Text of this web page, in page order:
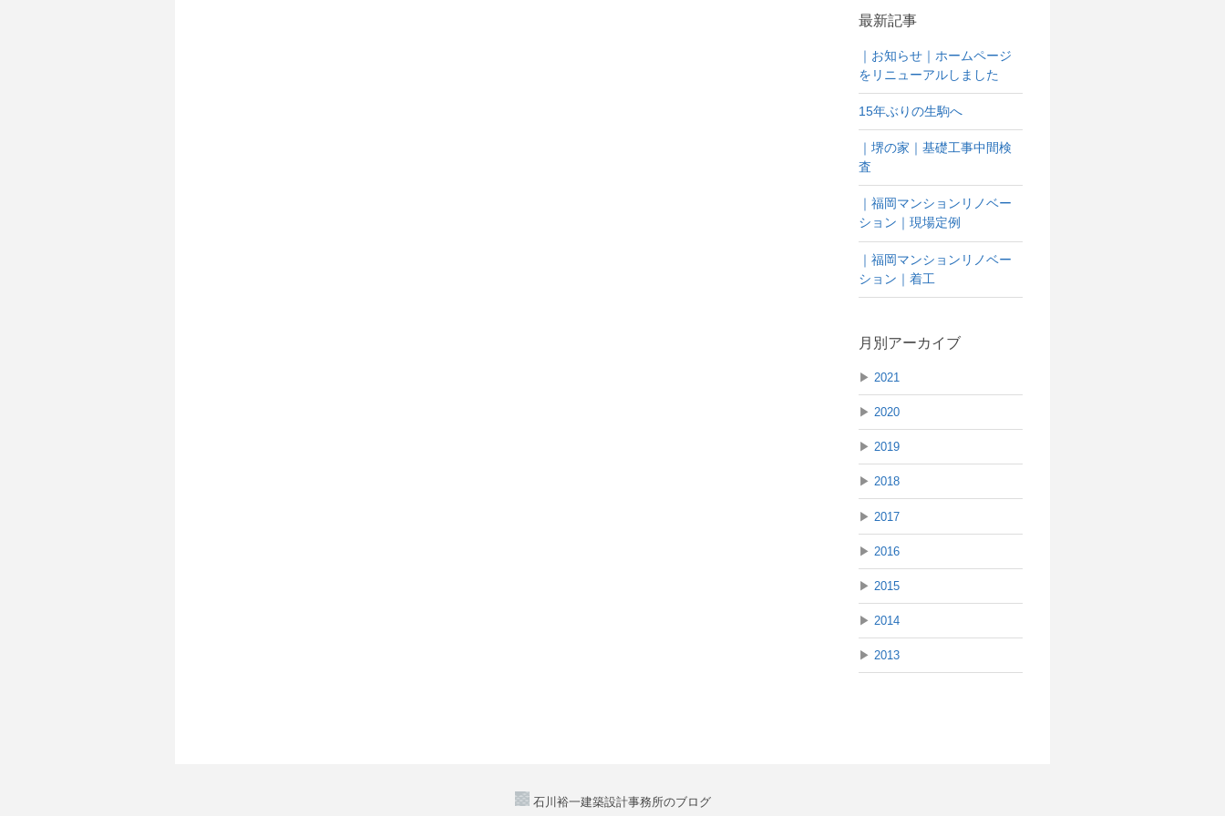
最新記事
｜お知らせ｜ホームページ
をリニューアルしました
15年ぶりの生駒へ
｜堺の家｜基礎工事中間検
査
｜福岡マンションリノベー
ション｜現場定例
｜福岡マンションリノベー
ション｜着工
月別アーカイブ
▶ 2021
▶ 2020
▶ 2019
▶ 2018
▶ 2017
▶ 2016
▶ 2015
▶ 2014
▶ 2013
石川裕一建築設計事務所のブログ